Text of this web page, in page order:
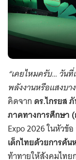
“เคยไหมครับ… วัน
พลังงานหรือแสงบา
คิดจาก ดร.ไกรยส
ภาคทางการศึกษา
Expo 2026 ในหัวข้อ
เด็กไทยด้วยการค้น
ท้าทายให้สังคมไทย